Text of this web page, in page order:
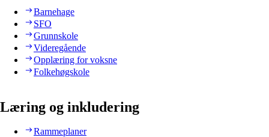
Barnehage
SFO
Grunnskole
Videregående
Opplæring for voksne
Folkehøgskole
Læring og inkludering
Rammeplaner